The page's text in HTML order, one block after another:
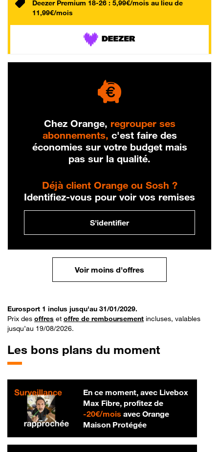
Deezer Premium 18-26 : 5,99€/mois au lieu de
11,99€/mois
Chez Orange, regrouper ses
abonnements, c'est faire des
économies sur votre budget mais
pas sur la qualité.
Déjà client Orange ou Sosh ?
Identifiez-vous pour voir vos remises
S'identifier
Voir moins d'offres
Eurosport 1 inclus jusqu'au 31/01/2029.
Prix des offres et offre de remboursement incluses, valables
jusqu’au 19/08/2026.
Les bons plans du moment
En ce moment, avec Livebox
Max Fibre, profitez de
-20€/mois20 € par mois
avec Orange
Maison Protégée